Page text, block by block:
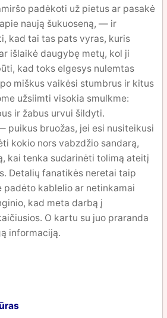
padėkoti už pietus ar pasakė
naują šukuoseną, — ir
kad tai tas pats vyras, kuris
išlaikė daugybę metų, kol ji
kad toks elgesys nulemtas
miškus vaikėsi stumbrus ir kitus
užsiimti visokia smulkme:
ir žabus urvui šildyti.
puikus bruožas, jei esi nusiteikusi
kokio nors vabzdžio sandarą,
kai tenka sudarinėti tolimą ateitį
Detalių fanatikės neretai taip
padėto kablelio ar netinkamai
kad meta darbą į
O kartu su juo praranda
informaciją.